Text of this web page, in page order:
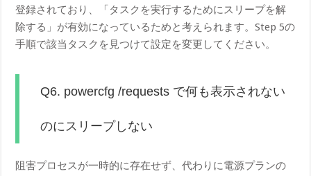
登録されており、「タスクを実行するためにスリープを解
除する」が有効になっているためと考えられます。Step 5の
手順で該当タスクを見つけて設定を変更してください。
Q6. powercfg /requests で何も表示されない
のにスリープしない
阻害プロセスが一時的に存在せず、代わりに電源プランの